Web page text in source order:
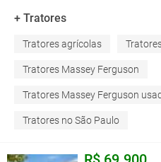
+ Tratores
Tratores agrícolas
Tratores Massey Ferguson
Tratores Massey Ferguson
Tratores no São Paulo